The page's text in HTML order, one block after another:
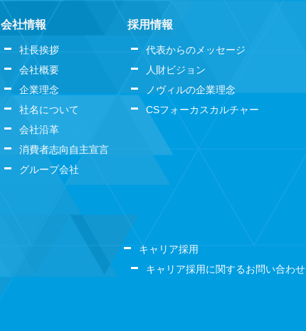
会社情報
社長挨拶
会社概要
企業理念
社名について
会社沿革
消費者志向自主宣言
グループ会社
採用情報
代表からのメッセージ
人財ビジョン
ノヴィルの企業理念
CSフォーカスカルチャー
キャリア採用
キャリア採用に関するお問い合わせ